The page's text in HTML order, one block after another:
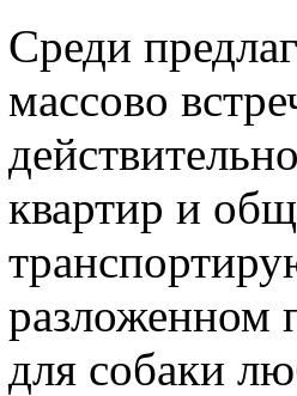
Среди
массово
квартир и
разложенном
для собаки